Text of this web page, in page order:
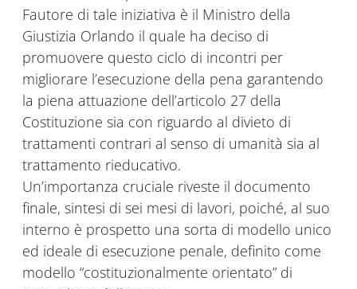
Fautore di tale iniziativa è il Ministro della
Giustizia Orlando il quale ha deciso di
promuovere questo ciclo di incontri per
migliorare l’esecuzione della pena garantendo
la piena attuazione dell’articolo 27 della
Costituzione sia con riguardo al divieto di
trattamenti contrari al senso di umanità sia al
trattamento rieducativo.
Un’importanza cruciale riveste il documento
finale, sintesi di sei mesi di lavori, poiché, al suo
interno è prospetto una sorta di modello unico
ed ideale di esecuzione penale, definito come
modello “costituzionalmente orientato” di